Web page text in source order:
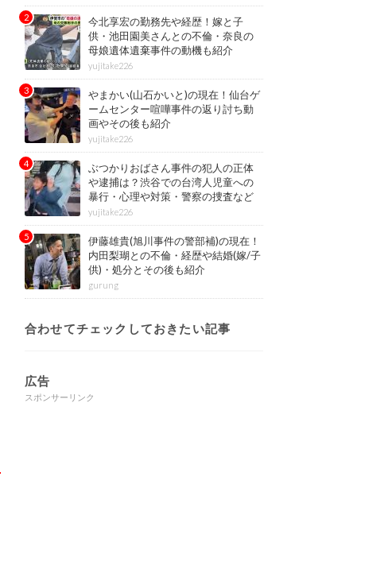
今北享宏の勤務先や経歴！嫁と子
供・池田園美さんとの不倫・奈良の
母娘遺体遺棄事件の動機も紹介
yujitake226
やまかい(山石かいと)の現在！仙台ゲ
ームセンター喧嘩事件の返り討ち動
画やその後も紹介
yujitake226
ぶつかりおばさん事件の犯人の正体
や逮捕は？渋谷での台湾人児童への
暴行・心理や対策・警察の捜査など
その後も紹介
yujitake226
伊藤雄貴(旭川事件の警部補)の現在！
内田梨瑚との不倫・経歴や結婚(嫁/子
供)・処分とその後も紹介
gurung
合わせてチェックしておきたい記事
広告
スポンサーリンク